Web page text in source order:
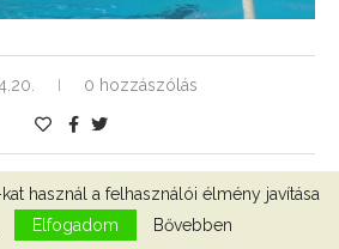
0 hozzászólás
2 3 4
használ a felhasználói élmény javítása
Elfogadom Bővebben